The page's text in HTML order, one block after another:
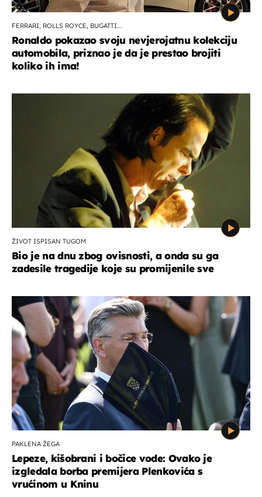
FERRARI, ROLLS ROYCE, BUGATTI...
Ronaldo pokazao svoju nevjerojatnu kolekciju
automobila, priznao je da je prestao brojiti
koliko ih ima!
ŽIVOT ISPISAN TUGOM
Bio je na dnu zbog ovisnosti, a onda su ga
zadesile tragedije koje su promijenile sve
PAKLENA ŽEGA
Lepeze, kišobrani i bočice vode: Ovako je
izgledala borba premijera Plenkovića s
vrućinom u Kninu